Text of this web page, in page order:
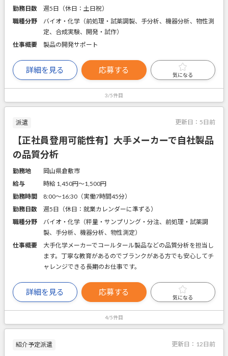
勤務日数
週5日（休日：土日祝）
職種分野
バイオ・化学（前処理・試薬調製、手分析、機器分析、物性測
定、合成実験、開発・試作）
仕事概要
製品の開発サポート
詳細を見る 応募する
気になる
3/5件目
派遣 更新日： 5日前
【正社員登用可能性有】大手メーカーで自社製品
の品質分析
勤務地
岡山県倉敷市
給与
時給 1,450円〜1,500円
勤務時間
8:00～16:30（実働7時間45分）
勤務日数
週5日（休日：就業カレンダーに準ずる）
職種分野
バイオ・化学（秤量・サンプリング・分注、前処理・試薬調
製、手分析、機器分析、物性測定）
仕事概要
大手化学メーカーでコールタール製品などの品質分析を担当し
ます。丁寧な教育があるのでブランクがある方でも安心してチ
ャレンジできる長期のお仕事です。
詳細を見る 応募する
気になる
4/5件目
紹介予定派遣 更新日： 12日前